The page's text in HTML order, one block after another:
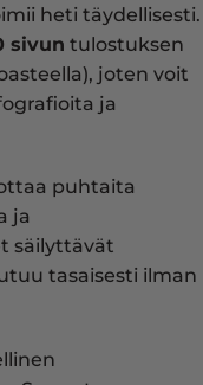
heti täydellisesti.
sivun tulostuksen
joten voit
ja
puhtaita
ja
säilyttävät
tasaisesti ilman